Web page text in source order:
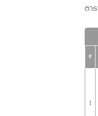
ตา
#
1